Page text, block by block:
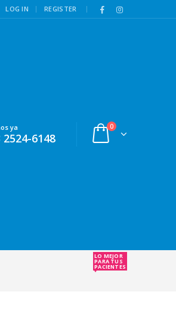
LOG IN REGISTER |
ya
2524-6148
0
LO MEJOR
PARA TUS
PACIENTES